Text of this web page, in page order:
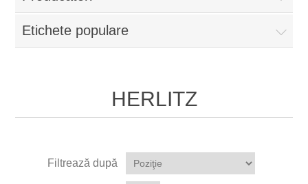
Etichete populare
HERLITZ
Filtrează după